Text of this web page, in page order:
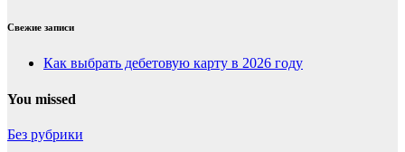
Свежие записи
Как выбрать дебетовую карту в 2026 году
You missed
Без рубрики